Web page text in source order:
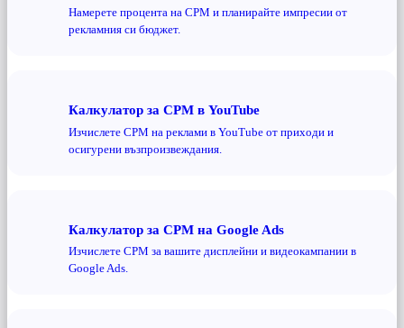
Намерете процента на CPM и планирайте импресии от
рекламния си бюджет.
Калкулатор за CPM в YouTube
Изчислете CPM на реклами в YouTube от приходи и
осигурени възпроизвеждания.
Калкулатор за CPM на Google Ads
Изчислете CPM за вашите дисплейни и видеокампании в
Google Ads.